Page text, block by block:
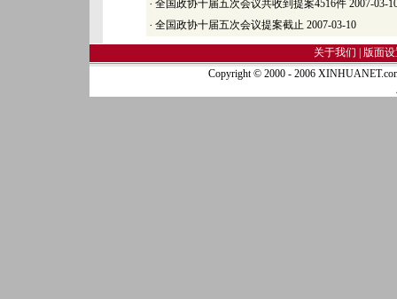
· 全国政协十届五次会议共收到提案4516件 2007-03-
· 全国政协十届五次会议提案截止 2007-03-10
关于我们 | 版面
Copyright © 2000 - 2006